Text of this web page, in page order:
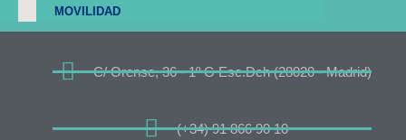
MOVILIDAD
C/ Orense, 36 - 1º G Esc.Dch (28020 - Madrid)
(+34) 91 866 90 10